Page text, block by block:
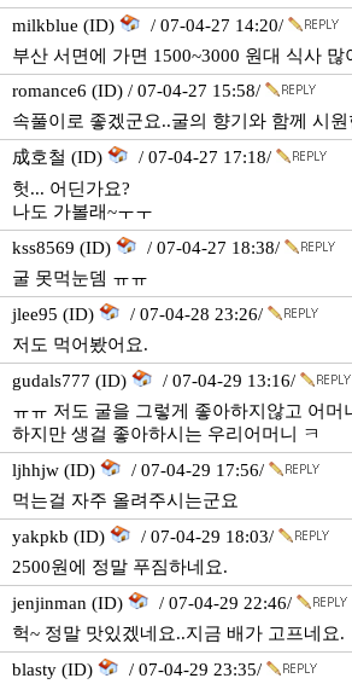
milkblue (ID)
/ 07-04-27 14:20/
부산 서면에 가면 1500~3000 원대 식사 많
romance6 (ID) / 07-04-27 15:58/
속풀이로 좋겠군요..굴의 향기와 함께 시원
成호철 (ID)
/ 07-04-27 17:18/
헛... 어딘가요?
나도 가볼래~ㅜㅜ
kss8569 (ID)
/ 07-04-27 18:38/
굴 못먹눈뎀 ㅠㅠ
jlee95 (ID)
/ 07-04-28 23:26/
저도 먹어봤어요.
gudals777 (ID)
/ 07-04-29 13:16/
ㅠㅠ 저도 굴을 그렇게 좋아하지않고 어머
하지만 생걸 좋아하시는 우리어머니 ㅋ
ljhhjw (ID)
/ 07-04-29 17:56/
먹는걸 자주 올려주시는군요
yakpkb (ID)
/ 07-04-29 18:03/
2500원에 정말 푸짐하네요.
jenjinman (ID)
/ 07-04-29 22:46/
헉~ 정말 맛있겠네요..지금 배가 고프네요.
blasty (ID)
/ 07-04-29 23:35/